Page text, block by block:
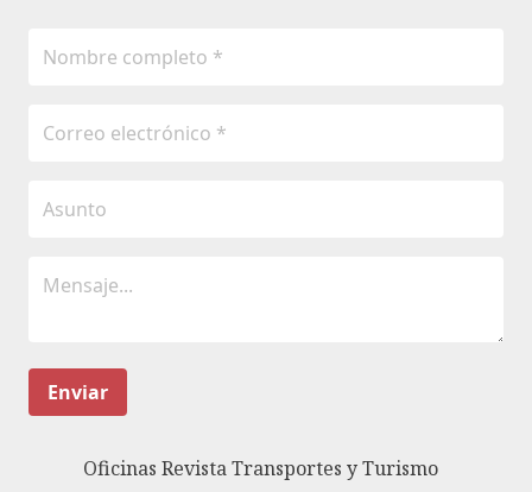
Enviar
Oficinas Revista Transportes y Turismo